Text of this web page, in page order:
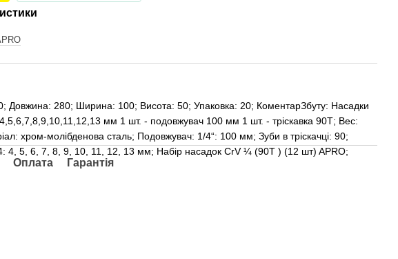
Довжина: 280; Ширина: 100; Висота: 50; Упаковка: 20; КоментарЗбуту: Насадки
мм 1 шт. - подовжувач 100 мм 1 шт. - тріскавка 90Т; Вес:
хром-молібденова сталь; Подовжувач: 1/4“: 100 мм; Зуби в тріскачці: 90;
4, 5, 6, 7, 8, 9, 10, 11, 12, 13 мм; Набір насадок CrV ¼ (90Т ) (12 шт) APRO;
Оплата Гарантія